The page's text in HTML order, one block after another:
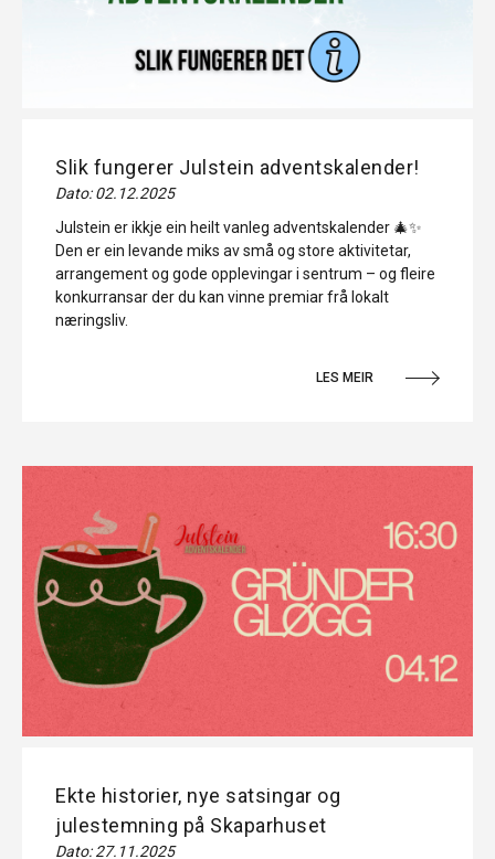
Slik fungerer Julstein adventskalender!
Dato: 02.12.2025
Julstein er ikkje ein heilt vanleg adventskalender 🎄✨
Den er ein levande miks av små og store aktivitetar,
arrangement og gode opplevingar i sentrum – og fleire
konkurransar der du kan vinne premiar frå lokalt
næringsliv.
LES MEIR
Ekte historier, nye satsingar og
julestemning på Skaparhuset
Dato: 27.11.2025